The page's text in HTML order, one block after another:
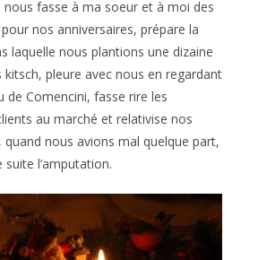
nous fasse à ma soeur et à moi des
nos anniversaires, prépare la
laquelle nous plantions une dizaine
pleure avec nous en regardant
de Comencini, fasse rire les
au marché et relativise nos
quand nous avions mal quelque part,
l’amputation.